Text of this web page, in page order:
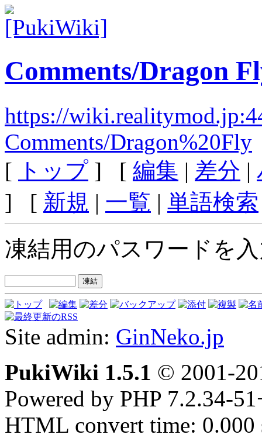
Comments/Dragon
https://
Comments/Dragon%20Fly
[ トップ ] [ 編集 | 差分 |
] [ 新規 | 一覧 | 単語検索
凍結用のパスワードを
Site admin: GinNeko.jp
PukiWiki 1.5.1 © 2001-
Powered by PHP 7.2.34-
HTML convert time: 0.000